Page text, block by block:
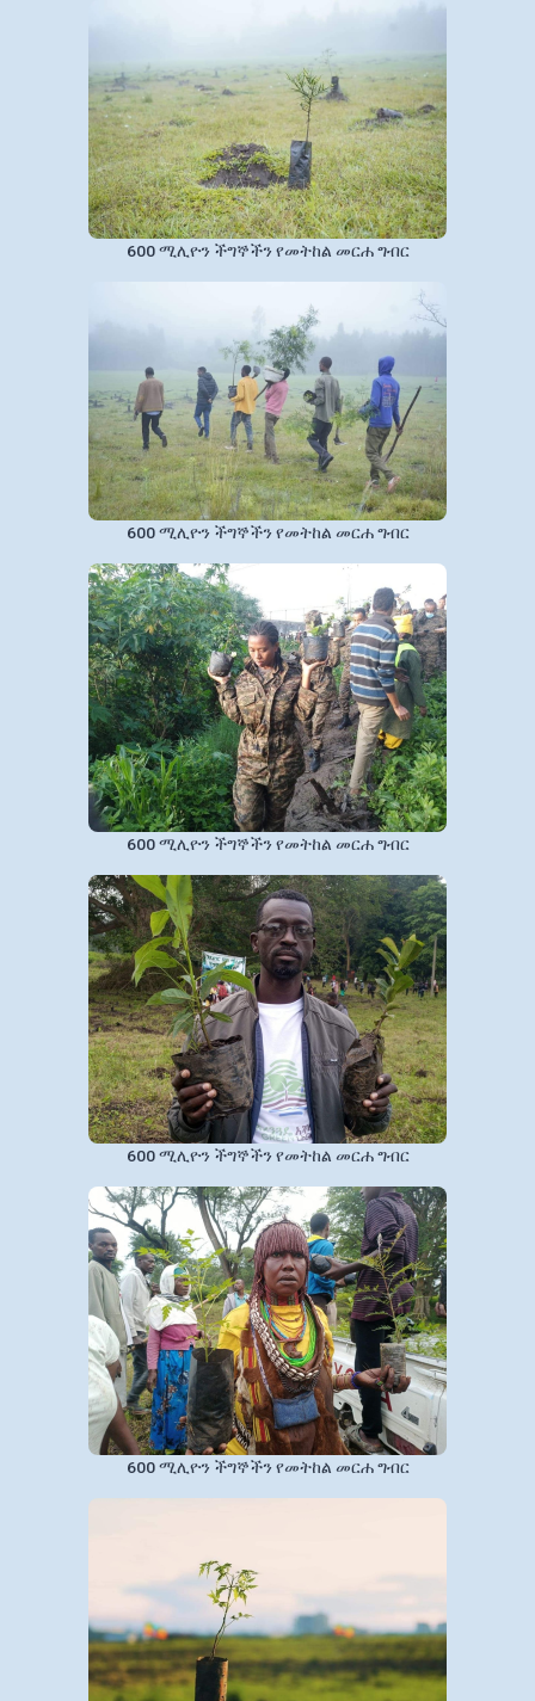
600 ሚሊዮን ችግኞችን የመትከል መርሐ ግብር
600 ሚሊዮን ችግኞችን የመትከል መርሐ ግብር
600 ሚሊዮን ችግኞችን የመትከል መርሐ ግብር
600 ሚሊዮን ችግኞችን የመትከል መርሐ ግብር
600 ሚሊዮን ችግኞችን የመትከል መርሐ ግብር